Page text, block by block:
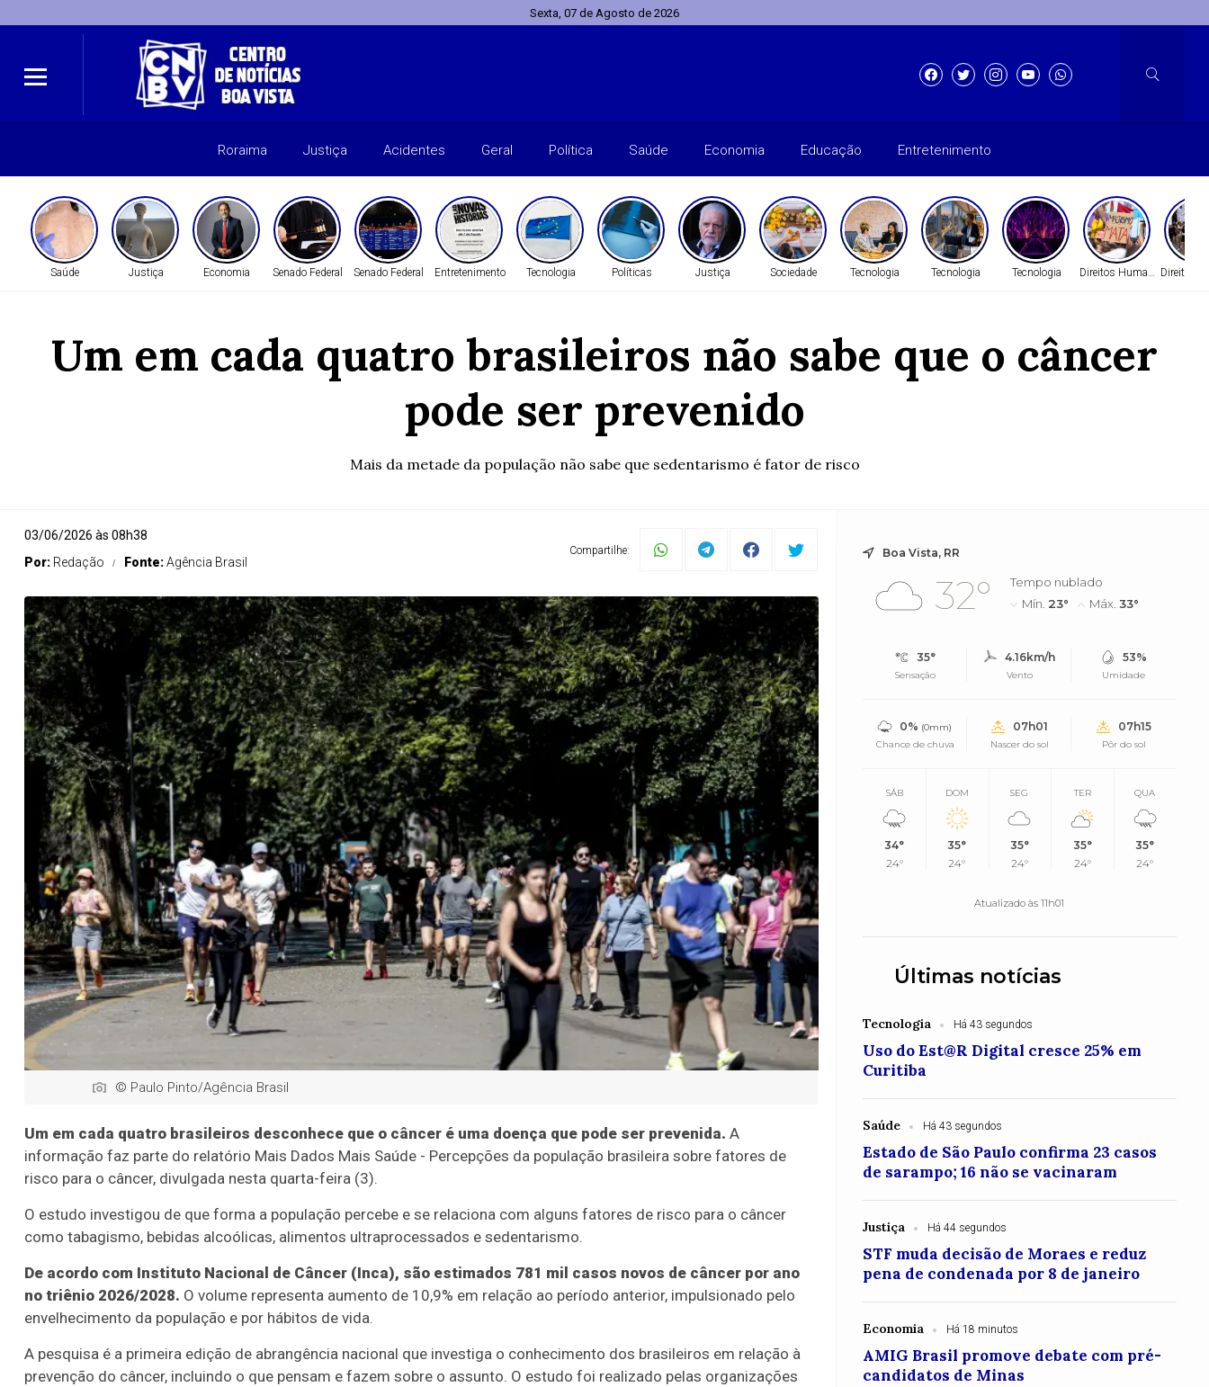
Sexta, 07 de Agosto de 2026
Roraima Justiça Acidentes Geral Política Saúde Economia Educação Entretenimento
Saúde Justiça Economia Senado Federal Senado Federal Entretenimento Tecnologia Políticas Justiça Sociedade Tecnologia Tecnologia Tecnologia Direitos HumanosDireitos
Um em cada quatro brasileiros não sabe que o câncer
pode ser prevenido
Mais da metade da população não sabe que sedentarismo é fator de risco
03/06/2026 às 08h38
Por: Redação Fonte:Agência Brasil
Compartilhe:
© Paulo Pinto/Agência Brasil
Um em cada quatro brasileiros desconhece que o câncer é uma doença que pode ser prevenida. A
informação faz parte do relatório Mais Dados Mais Saúde - Percepções da população brasileira sobre fatores de
risco para o câncer, divulgada nesta quarta-feira (3).
O estudo investigou de que forma a população percebe e se relaciona com alguns fatores de risco para o câncer
como tabagismo, bebidas alcoólicas, alimentos ultraprocessados e sedentarismo.
De acordo com Instituto Nacional de Câncer (Inca), são estimados 781 mil casos novos de câncer por ano
no triênio 2026/2028. O volume representa aumento de 10,9% em relação ao período anterior, impulsionado pelo
envelhecimento da população e por hábitos de vida.
A pesquisa é a primeira edição de abrangência nacional que investiga o conhecimento dos brasileiros em relação à
prevenção do câncer, incluindo o que pensam e fazem sobre o assunto. O estudo foi realizado pelas organizações
Boa Vista, RR
32°
Tempo nublado
Mín. 23° Máx.33°
35°
Sensação
4.16km/h
Vento
53%
Umidade
0% (0mm)
Chance de chuva
07h01
Nascer do sol
07h15
Pôr do sol
SÁB
34°
24°
DOM
35°
24°
SEG
35°
24°
TER
35°
24°
QUA
35°
24°
Atualizado às 11h01
Últimas notícias
Tecnologia Há 43 segundos
Uso do Est@R Digital cresce 25% em
Curitiba
Saúde Há 43 segundos
Estado de São Paulo confirma 23 casos
de sarampo; 16 não se vacinaram
Justiça Há 44 segundos
STF muda decisão de Moraes e reduz
pena de condenada por 8 de janeiro
Economia Há 18 minutos
AMIG Brasil promove debate com pré-
candidatos de Minas